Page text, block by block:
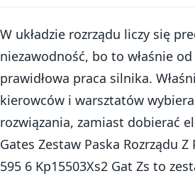
W układzie rozrządu liczy się
niezawodność, bo to właśnie
prawidłowa praca silnika.
kierowców i warsztatów
rozwiązania, zamiast dobierać
Gates Zestaw Paska Rozrządu
595 6 Kp15503Xs2 Gat Zs to